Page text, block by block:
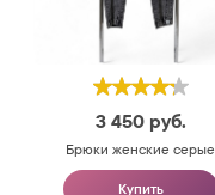
3 450 руб.
Брюки женские серые
Купить